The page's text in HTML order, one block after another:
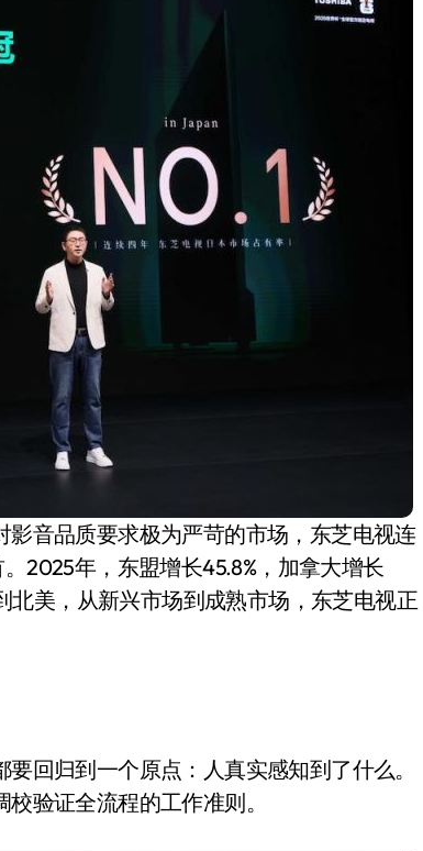
音品质要求极为严苛的市场，东芝电视连
2025年，东盟增长45.8%，加拿大增长
北美，从新兴市场到成熟市场，东芝电视正
回归到一个原点：人真实感知到了什么。
验证全流程的工作准则。
追觅清洁电器全球累计出
货量破4000万台，技术
创新驱动多品类增长
8 月 6, 2026